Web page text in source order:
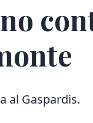
al Gaspardis.